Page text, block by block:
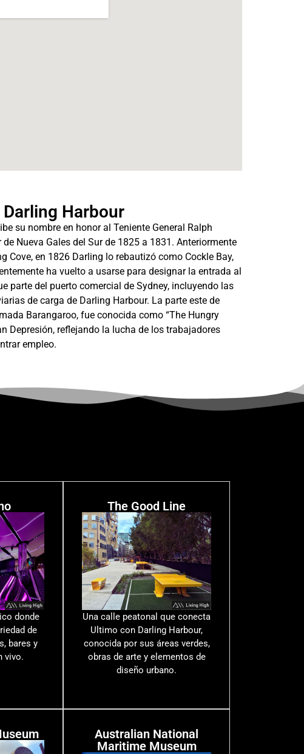
Harbour
su nombre en honor al Teniente General Ralph
Nueva Gales del Sur de 1825 a 1831. Anteriormente
Cove, en 1826 Darling lo rebautizó como Cockle Bay,
ha vuelto a usarse para designar la entrada al
parte del puerto comercial de Sydney, incluyendo las
de carga de Darling Harbour. La parte este de
Barangaroo, fue conocida como “The Hungry
Depresión, reflejando la lucha de los trabajadores
empleo.
donde
de
bares y
vivo.
The Good Line
Una calle peatonal que conecta
Ultimo con Darling Harbour,
conocida por sus áreas verdes,
obras de arte y elementos de
diseño urbano.
Australian National
Maritime Museum